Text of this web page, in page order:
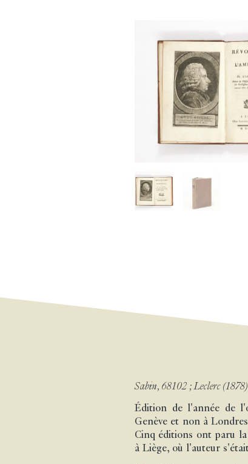
Sabin, 68102 ; Leclerc
Édition de l'année de
Genève et non à
Cinq éditions ont paru
à Liège, où l'auteur